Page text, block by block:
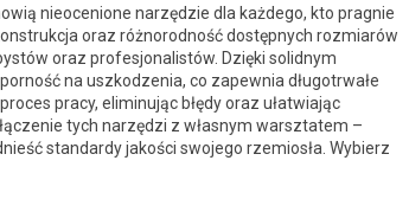
nieocenione narzędzie dla każdego, kto pragnie
oraz różnorodność dostępnych rozmiarów
oraz profesjonalistów. Dzięki solidnym
na uszkodzenia, co zapewnia długotrwałe
pracy, eliminując błędy oraz ułatwiając
tych narzędzi z własnym warsztatem –
standardy jakości swojego rzemiosła. Wybierz